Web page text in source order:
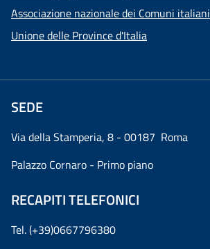
Associazione nazionale dei Comuni italiani
Unione delle Province d'Italia
SEDE
Via della Stamperia, 8 - 00187 Roma
Palazzo Cornaro - Primo piano
RECAPITI TELEFONICI
Tel. (+39)0667796380